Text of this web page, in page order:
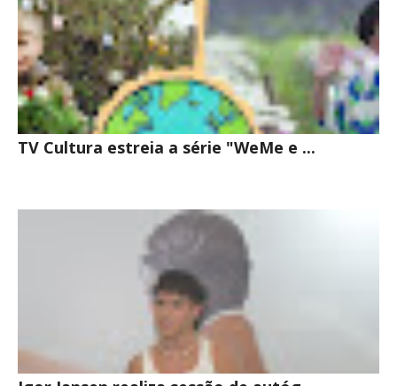
TV Cultura estreia a série "WeMe e ...